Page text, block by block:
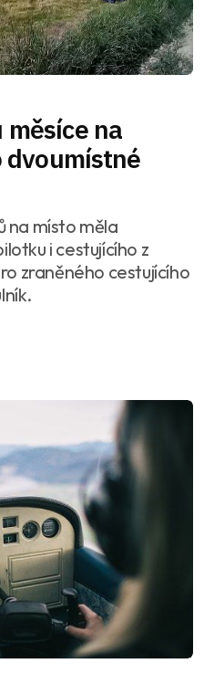
měsíce na
na místo měla
i cestujícího z
zraněného cestujícího